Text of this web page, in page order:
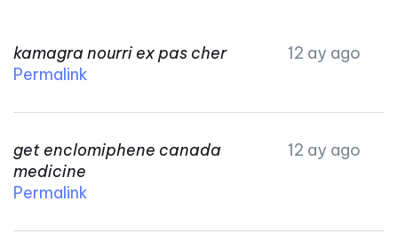
kamagra nourri ex pas cher
12 ay ago
Permalink
get enclomiphene canada
medicine
12 ay ago
Permalink